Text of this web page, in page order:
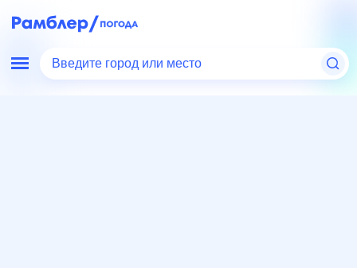
Введите город или место